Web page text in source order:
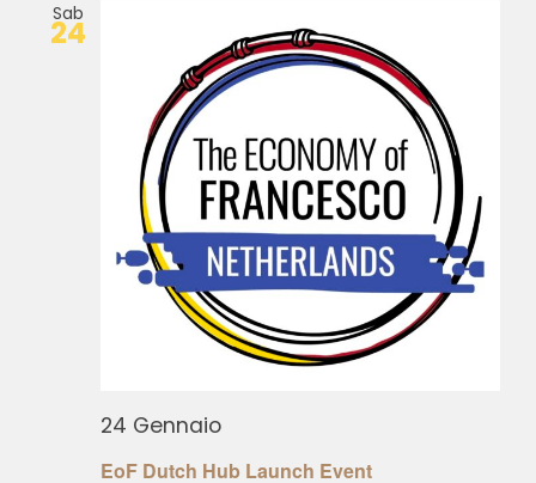
Sab
24
EoF Dutch Hub Launch Event
24 Gennaio